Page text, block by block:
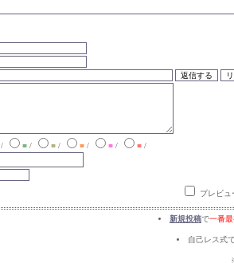
/ ■ / ■ / ■ / ■ / ■ /
プレビュ
新規投稿で一番
自己レス式